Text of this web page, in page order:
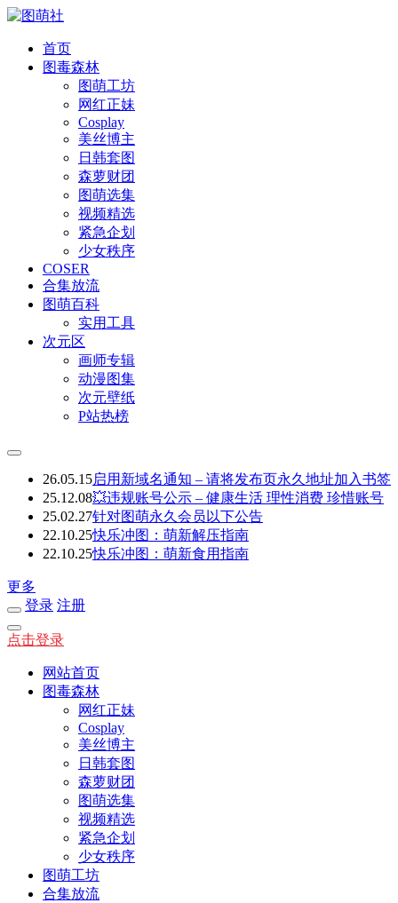
首页
图毒森林
图萌工坊
网红正妹
Cosplay
美丝博主
日韩套图
森萝财团
图萌选集
视频精选
紧急企划
少女秩序
COSER
合集放流
图萌百科
实用工具
次元区
画师专辑
动漫图集
次元壁纸
P站热榜
26.05.15启用新域名通知 – 请将发布页永久地址加入书签
25.12.08💥违规账号公示 – 健康生活 理性消费 珍惜账号
25.02.27针对图萌永久会员以下公告
22.10.25快乐冲图：萌新解压指南
22.10.25快乐冲图：萌新食用指南
更多
登录 注册
点击登录
网站首页
图毒森林
网红正妹
Cosplay
美丝博主
日韩套图
森萝财团
图萌选集
视频精选
紧急企划
少女秩序
图萌工坊
合集放流